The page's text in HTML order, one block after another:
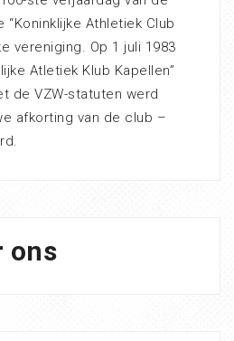
Athletiek Club
vereniging. Op 1 juli 1983
Atletiek Klub Kapellen”
de VZW-statuten werd
afkorting van de club –
ons